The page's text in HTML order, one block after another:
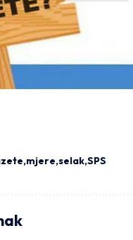
mjere selak SPS